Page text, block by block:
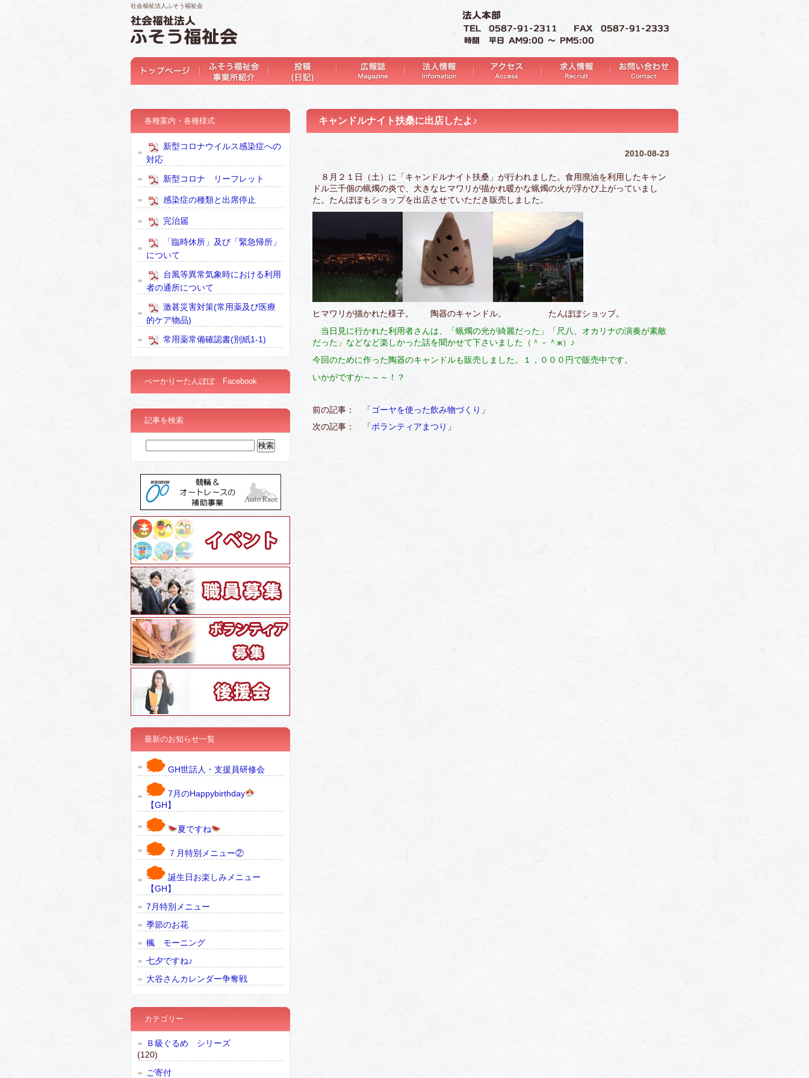
社会福祉法人ふそう福祉会
キャンドルナイト扶桑に出店したよ♪
2010-08-23
８月２１日（土）に「キャンドルナイト扶桑」が行われました。食用廃油を利用したキャン
ドル三千個の蝋燭の炎で、大きなヒマワリが描かれ暖かな蝋燭の火が浮かび上がっていまし
た。たんぽぽもショップを出店させていただき販売しました。
ヒマワリが描かれた様子。 陶器のキャンドル。 たんぽぽショップ。
当日見に行かれた利用者さんは、「蝋燭の光が綺麗だった」「尺八、オカリナの演奏が素敵
だった」などなど楽しかった話を聞かせて下さいました（＾－＾ж）♪
今回のために作った陶器のキャンドルも販売しました。１，０００円で販売中です。
いかがですか～～～！？
前の記事： 「 ゴーヤを使った飲み物づくり 」
次の記事： 「ボランティアまつり 」
各種案内・各種様式
新型コロナウイルス感染症への
対応
新型コロナ リーフレット
感染症の種類と出席停止
完治届
「臨時休所」及び「緊急帰所」
について
台風等異常気象時における利用
者の通所について
激甚災害対策(常用薬及び医療
的ケア物品)
常用薬常備確認書(別紙1-1)
べーかりーたんぽぽ Facebook
記事を検索
最新のお知らせ一覧
GH世話人・支援員研修会
7月のHappybirthday
【GH】
夏ですね
７月特別メニュー②
誕生日お楽しみメニュー
【GH】
7月特別メニュー
季節のお花
楓 モーニング
七夕ですね♪
大谷さんカレンダー争奪戦
カテゴリー
Ｂ級ぐるめ シリーズ
(120)
ご寄付